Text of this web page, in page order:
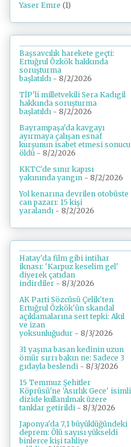
Yaser Emre (1)
Başsavcılık harekete geçti:
Ertuğrul Özkök hakkında
soruşturma
başlatıldı - 8/2/2026
TİP'li milletvekili Sera Kadıgil
hakkında soruşturma
başlatıldı - 8/2/2026
Bayrampaşa'da kavgayı
ayırmaya çalışan esnaf
kurşunun isabet etmesi sonucu
öldü - 8/2/2026
KKTC'de sınır kapısı
yakınında yangın - 8/2/2026
Yol kenarına devrilen otobüste
can pazarı: 15 kişi
yaralandı - 8/2/2026
Hatay'da film gibi intihar
iknası: 'Karpuz keselim gel'
diyerek çatıdan
indirdiler - 8/3/2026
AK Parti Sözcüsü Çelik'ten
Ertuğrul Özkök'ün skandal
açıklamalarına sert tepki: Akıl
ve izan
yoksunluğudur - 8/3/2026
31 yaşına basan kedinin uzun
ömür sırrı bakın ne: Sadece 3
gıdayla beslendi - 8/3/2026
15 Temmuz Şehitler
Köprüsü'ne 'Asırlık Gece' isimli
dizide kullanılmak üzere
tanklar getirildi - 8/3/2026
Japonya'da 7,1 büyüklüğündeki
deprem: Ölü sayısı yükseldi
binlerce kişi tahliye